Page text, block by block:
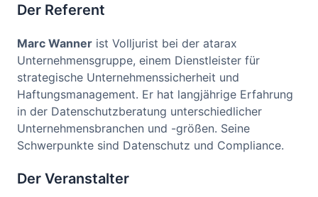
Der Referent
Marc Wanner ist Volljurist bei der atarax
Unternehmensgruppe, einem Dienstleister für
strategische Unternehmenssicherheit und
Haftungsmanagement. Er hat langjährige Erfahrung
in der Datenschutzberatung unterschiedlicher
Unternehmensbranchen und -größen. Seine
Schwerpunkte sind Datenschutz und Compliance.
Der Veranstalter